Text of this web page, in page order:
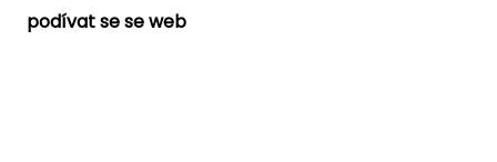
podívat se se web